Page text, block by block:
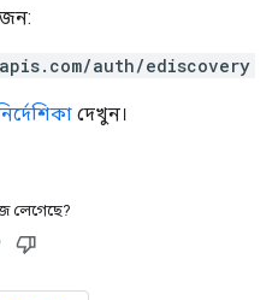
auth/ediscovery
দেখুন।
লেগেছে?